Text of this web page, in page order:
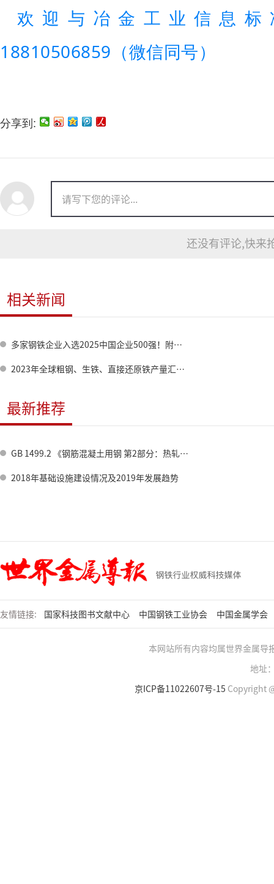
欢迎与冶金工业信息
18810506859（微信同号）
分享到:
还没有评论,快来
相关新闻
多家钢铁企业入选2025中国企业500强！附全名单→
2023年全球粗钢、生铁、直接还原铁产量汇总与分析
最新推荐
GB 1499.2 《钢筋混凝土用钢 第2部分：热轧带肋钢筋》标准修订情况
2018年基础设施建设情况及2019年发展趋势
友情链接: 国家科技图书文献中心 中国钢铁工业协会 中国金属学会
本网站所有内容均属世界金属导
地址
京ICP备11022607号-15 Copyright